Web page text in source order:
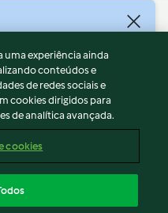
uma experiência ainda
conteúdos e
de redes sociais e
cookies dirigidos para
de analítica avançada.
cookies